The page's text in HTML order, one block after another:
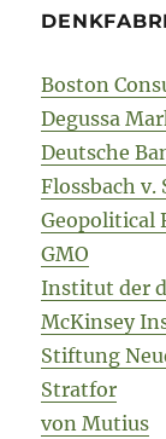
Boston
Degussa
Deutsche
Flossbach
Geopolitical
GMO
Institut der
McKinsey
Stiftung
Stratfor
von Mutius